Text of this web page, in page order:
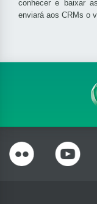
conhecer e baixar
enviará aos CRMs o